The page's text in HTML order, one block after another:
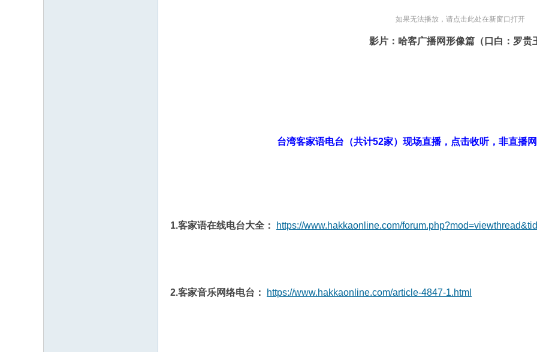
如果无法播放，请点击此处在新窗口打开
影片：哈客广播网形像篇（口白：罗贵
台湾客家语电台（共计52家）现场直播，点击收听，非直播
1.客家语在线电台大全： https://www.hakkaonline.com/
2.客家音乐网络电台： https://www.hakkaonline.com/article-4847-1.html